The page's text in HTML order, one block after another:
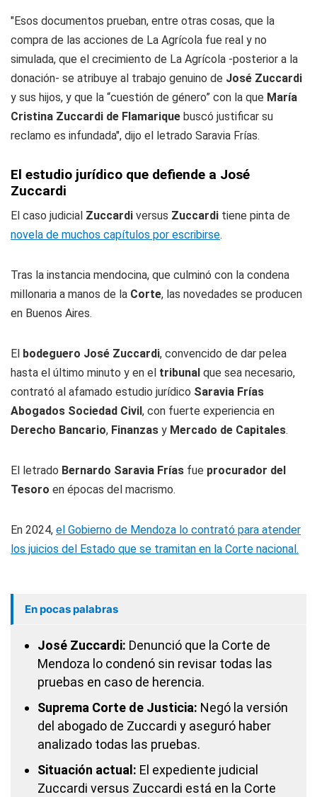
"Esos documentos prueban, entre otras cosas, que la
compra de las acciones de La Agrícola fue real y no
simulada, que el crecimiento de La Agrícola -posterior a la
donación- se atribuye al trabajo genuino de José Zuccardi
y sus hijos, y que la “cuestión de género” con la que María
Cristina Zuccardi de Flamarique buscó justificar su
reclamo es infundada", dijo el letrado Saravia Frías.
El estudio jurídico que defiende a José
Zuccardi
El caso judicial Zuccardi versus Zuccardi tiene pinta de
novela de muchos capítulos por escribirse.
Tras la instancia mendocina, que culminó con la condena
millonaria a manos de la Corte, las novedades se producen
en Buenos Aires.
El bodeguero José Zuccardi, convencido de dar pelea
hasta el último minuto y en el tribunal que sea necesario,
contrató al afamado estudio jurídico Saravia Frías
Abogados Sociedad Civil, con fuerte experiencia en
Derecho Bancario, Finanzas y Mercado de Capitales.
El letrado Bernardo Saravia Frías fue procurador del
Tesoro en épocas del macrismo.
En 2024, el Gobierno de Mendoza lo contrató para atender
los juicios del Estado que se tramitan en la Corte nacional.
En pocas palabras
José Zuccardi: Denunció que la Corte de
Mendoza lo condenó sin revisar todas las
pruebas en caso de herencia.
Suprema Corte de Justicia: Negó la versión
del abogado de Zuccardi y aseguró haber
analizado todas las pruebas.
Situación actual: El expediente judicial
Zuccardi versus Zuccardi está en la Corte